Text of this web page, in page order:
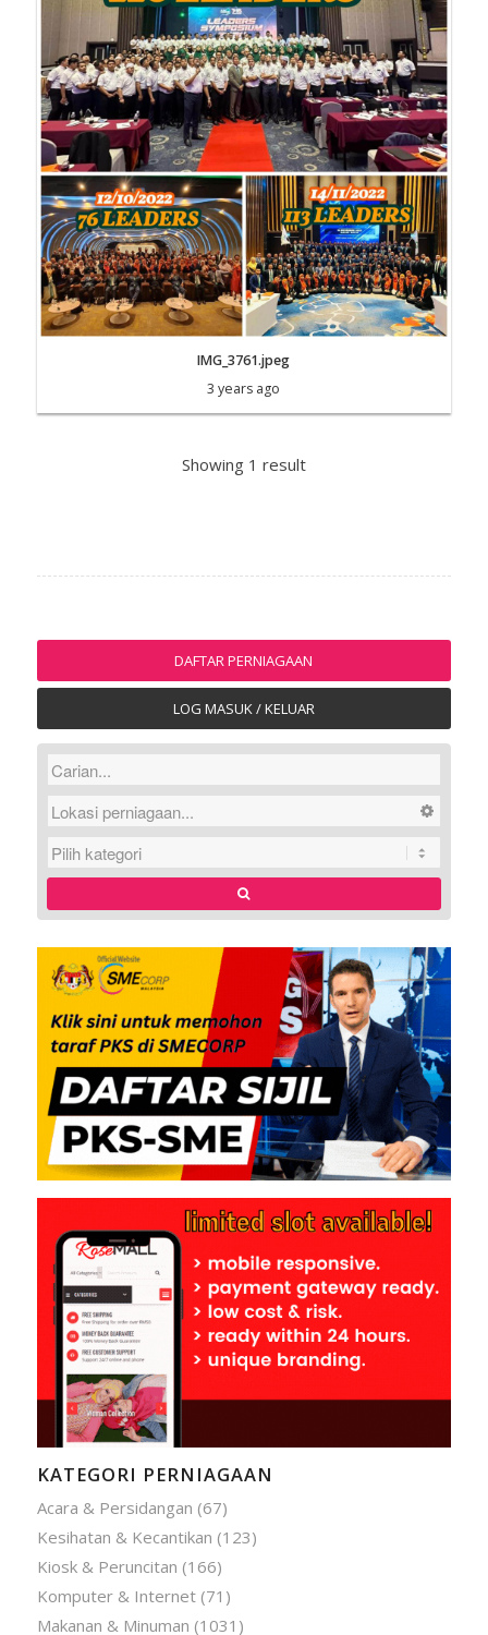
IMG_3761.jpeg
3 years ago
Showing 1 result
DAFTAR PERNIAGAAN
LOG MASUK / KELUAR
KATEGORI PERNIAGAAN
Acara & Persidangan (67)
Kesihatan & Kecantikan (123)
Kiosk & Peruncitan (166)
Komputer & Internet(71)
Makanan & Minuman (1031)